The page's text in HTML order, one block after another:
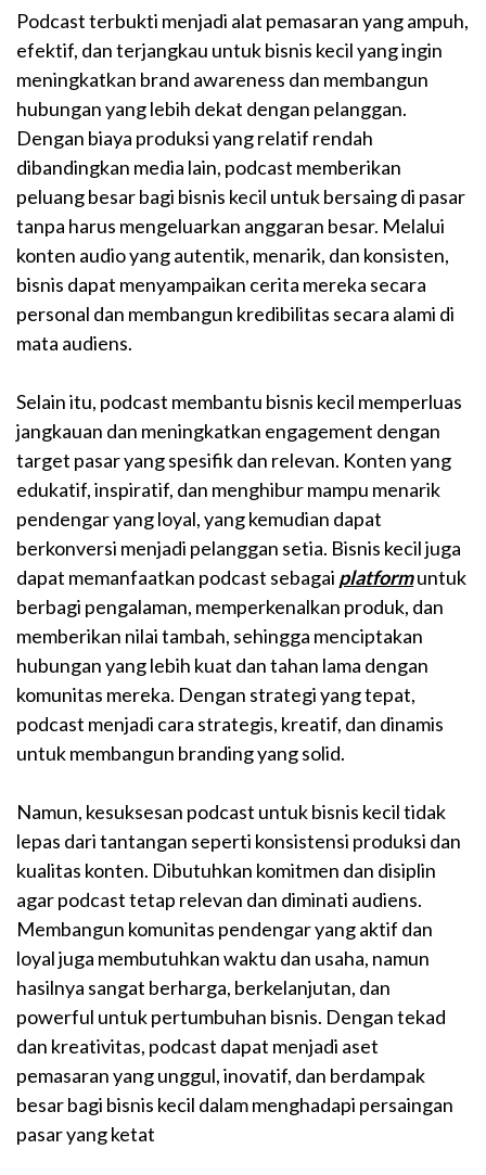
Podcast terbukti menjadi alat pemasaran yang ampuh,
efektif, dan terjangkau untuk bisnis kecil yang ingin
meningkatkan brand awareness dan membangun
hubungan yang lebih dekat dengan pelanggan.
Dengan biaya produksi yang relatif rendah
dibandingkan media lain, podcast memberikan
peluang besar bagi bisnis kecil untuk bersaing di pasar
tanpa harus mengeluarkan anggaran besar. Melalui
konten audio yang autentik, menarik, dan konsisten,
bisnis dapat menyampaikan cerita mereka secara
personal dan membangun kredibilitas secara alami di
mata audiens.
Selain itu, podcast membantu bisnis kecil memperluas
jangkauan dan meningkatkan engagement dengan
target pasar yang spesifik dan relevan. Konten yang
edukatif, inspiratif, dan menghibur mampu menarik
pendengar yang loyal, yang kemudian dapat
berkonversi menjadi pelanggan setia. Bisnis kecil juga
dapat memanfaatkan podcast sebagai platformuntuk
berbagi pengalaman, memperkenalkan produk, dan
memberikan nilai tambah, sehingga menciptakan
hubungan yang lebih kuat dan tahan lama dengan
komunitas mereka. Dengan strategi yang tepat,
podcast menjadi cara strategis, kreatif, dan dinamis
untuk membangun branding yang solid.
Namun, kesuksesan podcast untuk bisnis kecil tidak
lepas dari tantangan seperti konsistensi produksi dan
kualitas konten. Dibutuhkan komitmen dan disiplin
agar podcast tetap relevan dan diminati audiens.
Membangun komunitas pendengar yang aktif dan
loyal juga membutuhkan waktu dan usaha, namun
hasilnya sangat berharga, berkelanjutan, dan
powerful untuk pertumbuhan bisnis. Dengan tekad
dan kreativitas, podcast dapat menjadi aset
pemasaran yang unggul, inovatif, dan berdampak
besar bagi bisnis kecil dalam menghadapi persaingan
pasar yang ketat